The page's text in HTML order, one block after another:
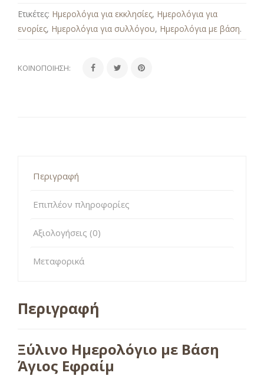
Ετικέτες: Ημερολόγια για εκκλησίες, Ημερολόγια για
ενορίες, Ημερολόγια για συλλόγου, Ημερολόγια με βάση.
ΚΟΙΝΟΠΟΊΗΣΗ:
Περιγραφή
Επιπλέον πληροφορίες
Αξιολογήσεις (0)
Μεταφορικά
Περιγραφή
Ξύλινο Ημερολόγιο με Βάση
Άγιος Εφραίμ